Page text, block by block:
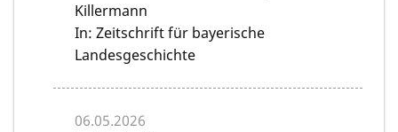
Killermann
In: Zeitschrift für bayerische
Landesgeschichte
06.05.2026